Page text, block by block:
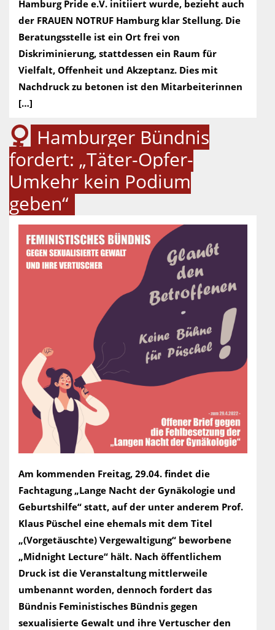
Hamburg Pride e.V. initiiert wurde, bezieht auch
der FRAUEN NOTRUF Hamburg klar Stellung. Die
Beratungsstelle ist ein Ort frei von
Diskriminierung, stattdessen ein Raum für
Vielfalt, Offenheit und Akzeptanz. Dies mit
Nachdruck zu betonen ist den Mitarbeiterinnen
[…]
Hamburger Bündnis
fordert: „Täter-Opfer-
Umkehr kein Podium
geben“
Am kommenden Freitag, 29.04. findet die
Fachtagung „Lange Nacht der Gynäkologie und
Geburtshilfe“ statt, auf der unter anderem Prof.
Klaus Püschel eine ehemals mit dem Titel
„(Vorgetäuschte) Vergewaltigung“ beworbene
„Midnight Lecture“ hält. Nach öffentlichem
Druck ist die Veranstaltung mittlerweile
umbenannt worden, dennoch fordert das
Bündnis Feministisches Bündnis gegen
sexualisierte Gewalt und ihre Vertuscher den